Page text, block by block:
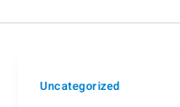
Uncategorized